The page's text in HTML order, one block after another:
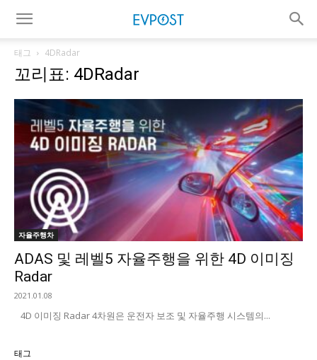
태그 4DRadar
꼬리표: 4DRadar
자율주행차
ADAS 및 레벨5 자율주행을 위한 4D 이미징
Radar
2021.01.08
4D 이미징 Radar 4차원은 운전자 보조 및 자율주행 시스템의...
태그